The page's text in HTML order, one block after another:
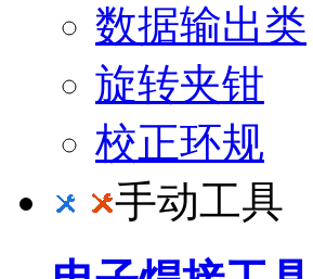
数据输出类
旋转夹钳
校正环规
手动工具